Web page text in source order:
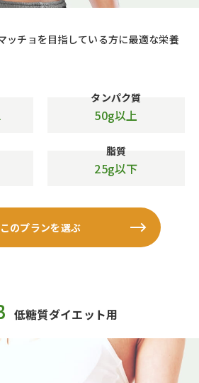
ッチョを目指している方に最適な栄養
タンパク質
50g以上
脂質
25g以下
このプランを選ぶ
低糖質ダイエット用